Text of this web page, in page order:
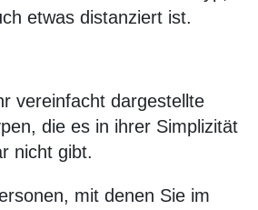
etwas distanziert ist.
vereinfacht dargestellte
die es in ihrer Simplizität
nicht gibt.
mit denen Sie im